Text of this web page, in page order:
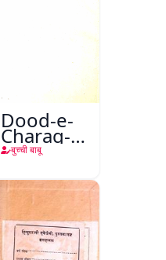
Dood-e-
Charag-e-
Mahfil
बुच्ची बाबू